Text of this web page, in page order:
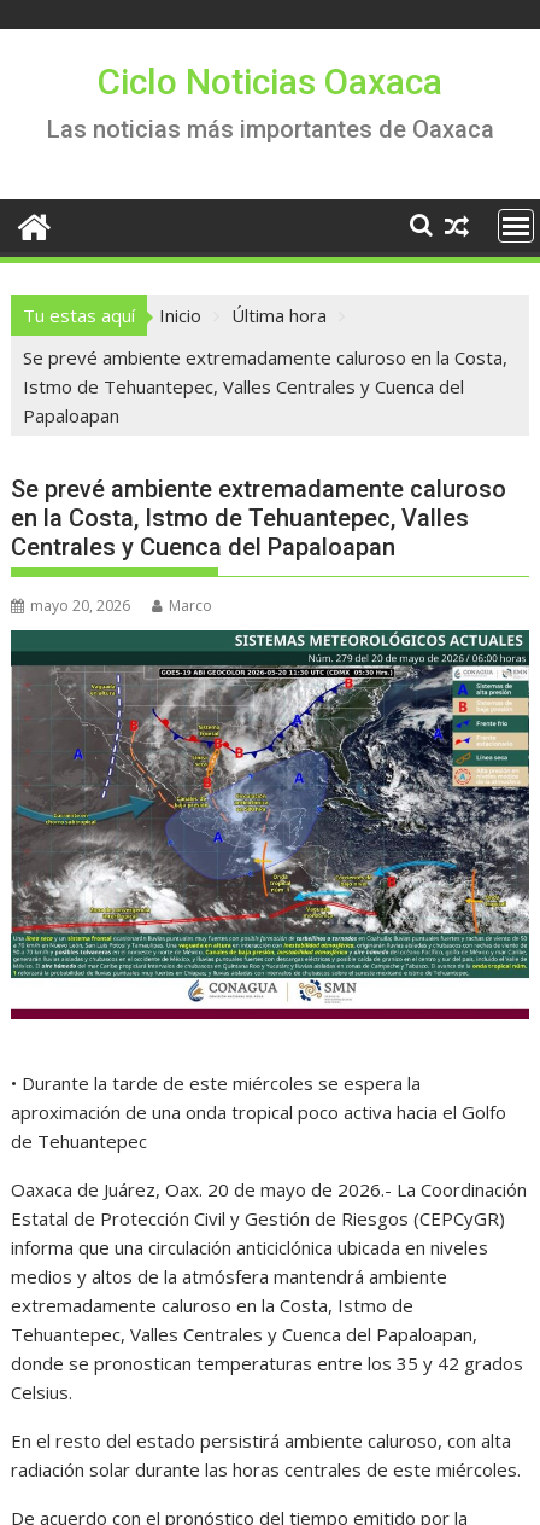
Ciclo Noticias Oaxaca
Las noticias más importantes de Oaxaca
Tu estas aquí Inicio
Última hora
Se prevé ambiente extremadamente caluroso en la Costa,
Istmo de Tehuantepec, Valles Centrales y Cuenca del
Papaloapan
Se prevé ambiente extremadamente caluroso
en la Costa, Istmo de Tehuantepec, Valles
Centrales y Cuenca del Papaloapan
mayo 20, 2026 Marco
• Durante la tarde de este miércoles se espera la
aproximación de una onda tropical poco activa hacia el Golfo
de Tehuantepec
Oaxaca de Juárez, Oax. 20 de mayo de 2026.- La Coordinación
Estatal de Protección Civil y Gestión de Riesgos (CEPCyGR)
informa que una circulación anticiclónica ubicada en niveles
medios y altos de la atmósfera mantendrá ambiente
extremadamente caluroso en la Costa, Istmo de
Tehuantepec, Valles Centrales y Cuenca del Papaloapan,
donde se pronostican temperaturas entre los 35 y 42 grados
Celsius.
En el resto del estado persistirá ambiente caluroso, con alta
radiación solar durante las horas centrales de este miércoles.
De acuerdo con el pronóstico del tiempo emitido por la